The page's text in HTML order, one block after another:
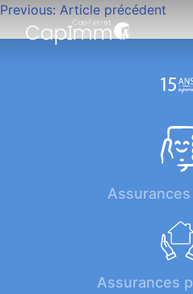
Navigation
de
Previous: Article précédent
Assurances